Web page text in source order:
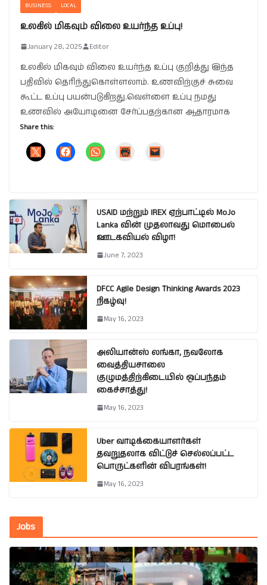
BUSINESS LOCAL
உலகில் மிகவும் விலை உயர்ந்த உப்பு!
January 28, 2025 Editor
உலகில் மிகவும் விலை உயர்ந்த உப்பு குறித்து இந்த
பதிவில் தெரிந்துகொள்ளலாம். உணவிற்குச் சுவை
கூட்ட உப்பு பயன்படுகிறது.வெள்ளை உப்பு நமது
உணவில் அயோடினை சேர்ப்பதற்கான ஆதாரமாக
Share this:
USAID மற்றும் IREX ஏற்பாட்டில் MoJo
Lanka வின் முதலாவது மொபைல்
ஊடகவியல் விழா!
June 7, 2023
DFCC Agile Design Thinking Awards 2023
நிகழ்வு!
May 16, 2023
அலியான்ஸ் லங்கா, நவலோக
வைத்தியசாலை
குழுமத்திற்கிடையில் ஒப்பந்தம்
கைச்சாத்து!
May 16, 2023
Uber வாடிக்கையாளர்கள்
தவறுதலாக விட்டுச் செல்லப்பட்ட
பொருட்களின் விபரங்கள்!
May 16, 2023
Jobs